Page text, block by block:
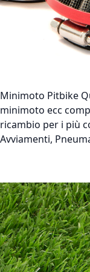
Minimoto Pitbike
minimoto ecc
ricambio per i più
Avviamenti,